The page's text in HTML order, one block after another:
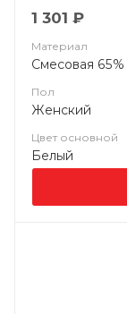
1 301 ₽
Материал
Смесовая
Пол
Женский
Цвет основной
Белый